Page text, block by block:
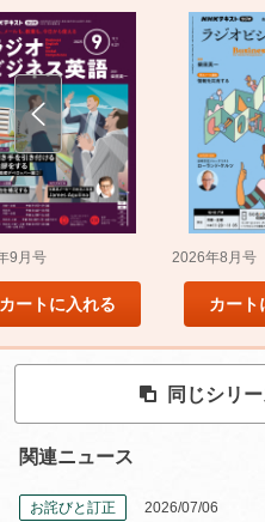
9月号
カートに入れる
2026年8月号
カート
同じシリ
関連ニュース
お詫びと訂正
2026/07/06